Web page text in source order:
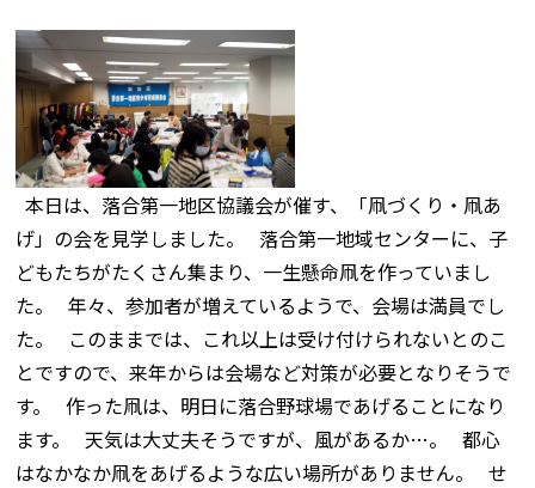
本日は、落合第一地区協議会が催す、「凧づくり・凧あ
げ」の会を見学しました。 落合第一地域センターに、子
どもたちがたくさん集まり、一生懸命凧を作っていまし
た。 年々、参加者が増えているようで、会場は満員でし
た。 このままでは、これ以上は受け付けられないとのこ
とですので、来年からは会場など対策が必要となりそうで
す。 作った凧は、明日に落合野球場であげることになり
ます。 天気は大丈夫そうですが、風があるか…。 都心
はなかなか凧をあげるような広い場所がありません。 せ